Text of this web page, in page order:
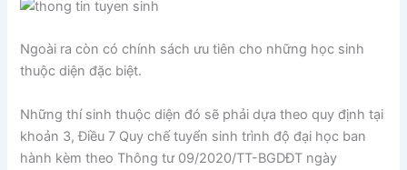
Ngoài ra còn có chính sách ưu tiên cho những học sinh
thuộc diện đặc biệt.
Những thí sinh thuộc diện đó sẽ phải dựa theo quy định tại
khoản 3, Điều 7 Quy chế tuyển sinh trình độ đại học ban
hành kèm theo Thông tư 09/2020/TT-BGDĐT ngày